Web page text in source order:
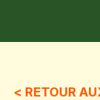
< RETOUR